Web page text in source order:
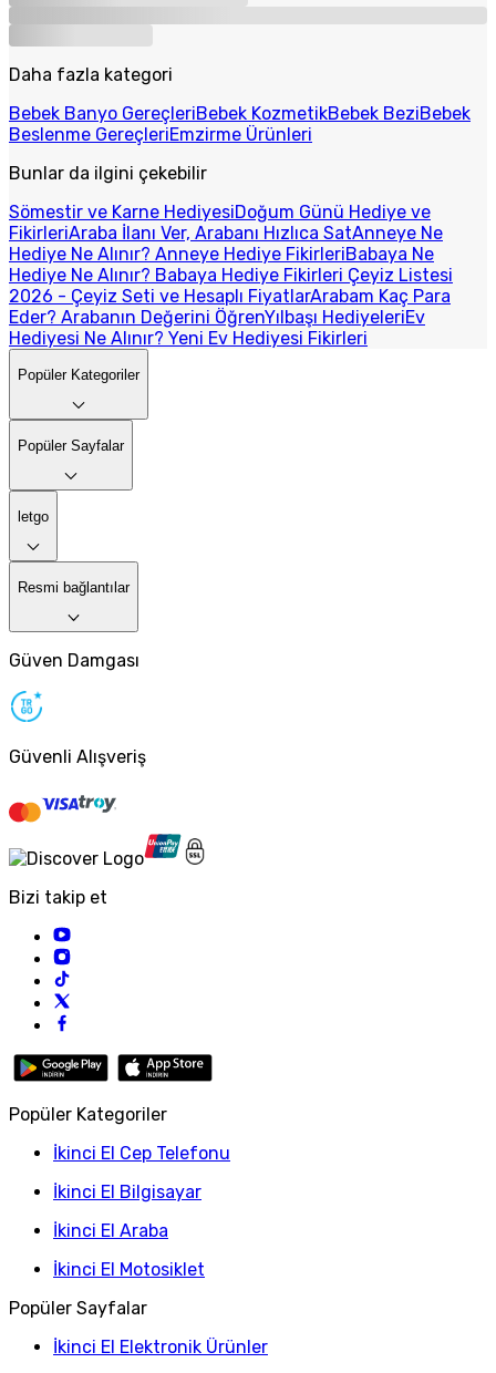
Daha fazla kategori
Bebek Banyo GereçleriBebek KozmetikBebek BeziBebek
Beslenme GereçleriEmzirme Ürünleri
Bunlar da ilgini çekebilir
Sömestir ve Karne HediyesiDoğum Günü Hediye ve
FikirleriAraba İlanı Ver, Arabanı Hızlıca SatAnneye Ne
Hediye Ne Alınır? Anneye Hediye FikirleriBabaya Ne
Hediye Ne Alınır? Babaya Hediye Fikirleri Çeyiz Listesi
2026 - Çeyiz Seti ve Hesaplı FiyatlarArabam Kaç Para
Eder? Arabanın Değerini ÖğrenYılbaşı HediyeleriEv
Hediyesi Ne Alınır? Yeni Ev Hediyesi Fikirleri
Popüler Kategoriler
Popüler Sayfalar
letgo
Resmi bağlantılar
Güven Damgası
Güvenli Alışveriş
Bizi takip et
Popüler Kategoriler
İkinci El Cep Telefonu
İkinci El Bilgisayar
İkinci El Araba
İkinci El Motosiklet
Popüler Sayfalar
İkinci El Elektronik Ürünler